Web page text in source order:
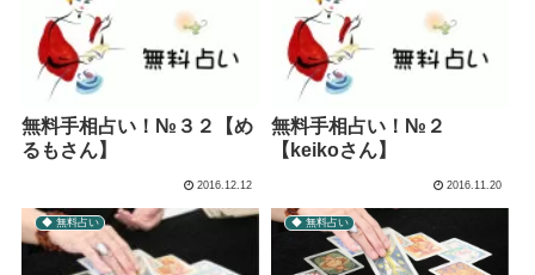
無料手相占い！№３２【め
るもさん】
2016.12.12
無料手相占い！№２
【keikoさん】
2016.11.20
◆ 無料占い ◆ 無料占い